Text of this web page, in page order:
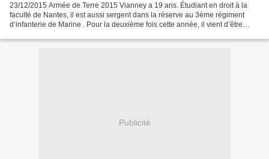
23/12/2015 Armée de Terre 2015 Vianney a 19 ans. Étudiant en droit à la
faculté de Nantes, il est aussi sergent dans la réserve au 3ème régiment
d’infanterie de Marine . Pour la deuxième fois cette année, il vient d’être
Publicité